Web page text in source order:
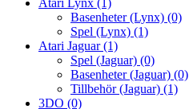
Atari Lynx (1)
Basenheter (Lynx) (0)
Spel (Lynx) (1)
Atari Jaguar(1)
Spel (Jaguar) (0)
Basenheter (Jaguar) (0)
Tillbehör (Jaguar) (1)
3DO (0)